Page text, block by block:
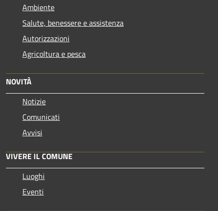
Ambiente
Salute, benessere e assistenza
Autorizzazioni
Agricoltura e pesca
NOVITÀ
Notizie
Comunicati
Avvisi
VIVERE IL COMUNE
Luoghi
Eventi